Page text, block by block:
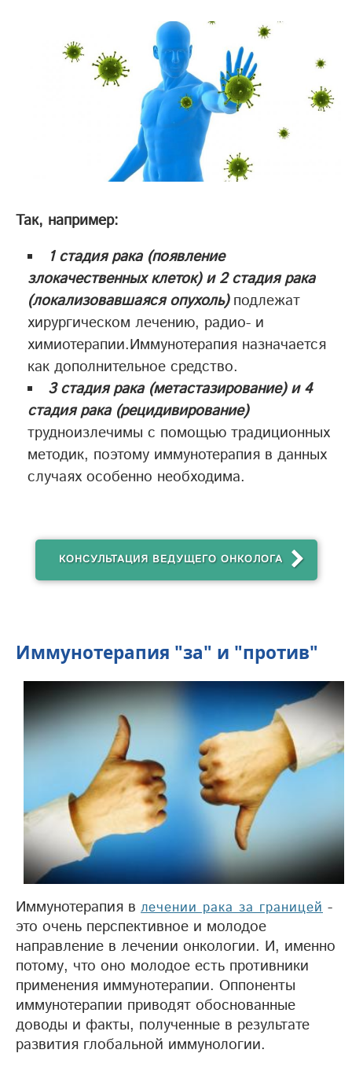
Так, например:
1 стадия рака (появление
злокачественных клеток) и 2 стадия рака
(локализовавшаяся опухоль)подлежат
хирургическом лечению, радио- и
химиотерапии.Иммунотерапия назначается
как дополнительное средство.
3 стадия рака (метастазирование) и 4
стадия рака (рецидивирование)
трудноизлечимы с помощью традиционных
методик, поэтому иммунотерапия в данных
случаях особенно необходима.
КОНСУЛЬТАЦИЯ ВЕДУЩЕГО ОНКОЛОГА
Иммунотерапия "за" и "против"
Иммунотерапия в лечении рака за границей -
это очень перспективное и молодое
направление в лечении онкологии. И, именно
потому, что оно молодое есть противники
применения иммунотерапии. Оппоненты
иммунотерапии приводят обоснованные
доводы и факты, полученные в результате
развития глобальной иммунологии.